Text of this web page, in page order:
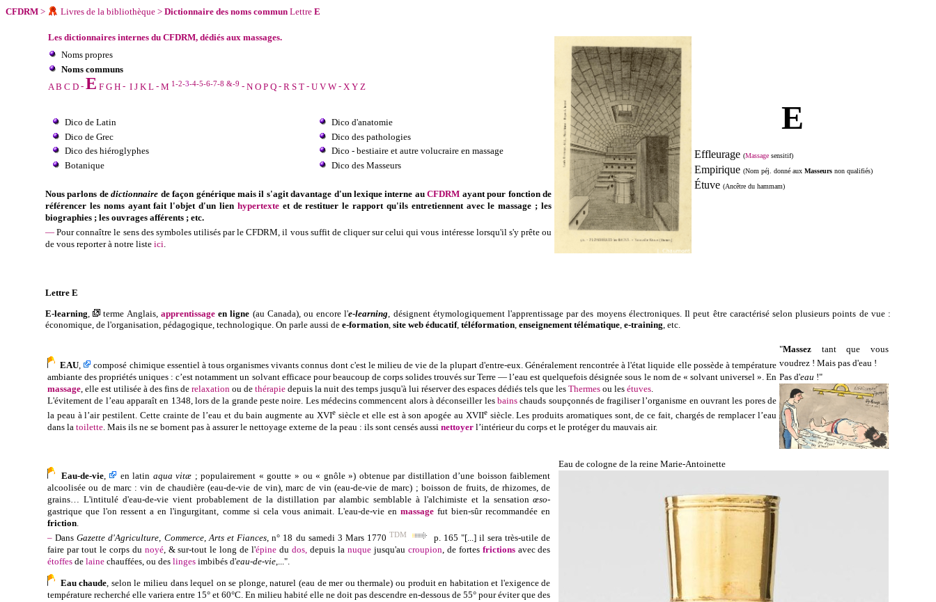
CFDRM > Livres de la bibliothèque > Dictionnaire des noms commun Lettre E
Les dictionnaires internes du CFDRM, dédiés aux massages.
Noms propres
Noms communs
A B C D- E F G H- I J K L- M 1-2-3-4-5-6-7-8 &-9 - N O P Q- R S T- U V W- X Y Z
Dico de Latin
Dico de Grec
Dico des hiéroglyphes
Botanique
Dico d'anatomie
Dico des pathologies
Dico - bestiaire et autre volucraire en massage
Dico des Masseurs
E
Effleurage (Massage sensitif)
Empirique (Nom péj. donné aux Masseurs non qualifiés)
Étuve (Ancêtre du hammam)
Nous parlons dedictionnaire de façon générique mais il s'agit davantage d'un lexique interne auCFDRM ayant pour fonction de
référencer les noms ayant fait l'objet d'un lien hypertexteet de restituer le rapport qu'ils entretiennent avec le massage ; les
biographies ; les ouvrages afférents ; etc.
— Pour connaître le sens des symboles utilisés par leCFDRM, il vous suffit de cliquer sur celui qui vous intéresse lorsqu'il s'y prête ou
de vous reporter à notre liste ici.
Lettre E
E-learning , terme Anglais, apprentissageen ligne (au Canada), ou encore l'e-learning , désignent étymologiquement l'apprentissage par des moyens électroniques. Il peut être caractérisé selon plusieurs points de vue :
économique, de l'organisation, pédagogique, technologique. On parle aussi de e-formation site web éducatif, téléformation enseignement télématique e-training , etc.
EAU
composé chimique essentiel à tous organismes vivants connus dont c'est le milieu de vie de la plupart d'entre-eux. Généralement rencontrée à l'état liquide elle possède à température
ambiante des propriétés uniques : c’est notamment un solvant efficace pour beaucoup de corps solides trouvés sur Terre —l’eau est quelquefois désignée sous le nom de « solvant universel ». En
massage , elle est utilisée à des fins de relaxation ou de thérapie depuis la nuit des temps jusqu'à lui réserver des espaces dédiés tels que les Thermes ou les étuves
L'évitement de l’eau apparaît en 1348, lors de la grande peste noire. Lesmédecins commencent alors à déconseiller les bainschauds soupçonnés de fragiliser l’organisme en ouvrantles pores de
la peau à l’air pestilent. Cette crainte de l’eau et du bain augmente au XVIesiècle et elle est à son apogée au XVIIesiècle.Les produits aromatiques sont, de ce fait, chargés de remplacer l’eau
dans la toilette. Mais ils ne se bornent pas à assurer le nettoyage externe de la peau : ils sont censés aussi nettoyer l’intérieur du corps et le protéger du mauvais air.
"Massez tant que vous
voudrez ! Mais pas d'eau !
Pas d'eau !"
Eau-de-vie, enlatin aqua vitæ ; populairement « goutte » ou « gnôle ») obtenue par distillation d’une boisson faiblement
alcoolisée ou de marc : vin de chaudière (eau-de-vie de vin), marc de vin (eau-de-vie de marc) ; boisson de fruits, de rhizomes, de
grains…
L'intitulé d'eau-de-vievient probablement de la distillation par alambic semblable à l'alchimiste et la sensationœso-
gastriqueque l'on ressent a en l'ingurgitant, comme si cela vous animait. L'eau-de-vieenmassage fut bien-sûr recommandée en
friction
– DansGazette d'Agriculture, Commerce, Arts et Fiances, n° 18 du samedi 3 Mars 1770 TDM p. 165 "[...]il sera très-utile de
faire par tout le corps du noyé, & sur-tout le long de l'épine dudos, depuis la nuquejusqu'au croupion, de fortes frictionsavec des
étoffes de laine chauffées, ou des linges imbibés d'eau-de-vie,...".
Eau chaude , selon le milieu dans lequel on se plonge, naturel (eau de mer ou thermale) ou produit en habitation et l'exigence de
température recherché elle varieraentre 15° et 60°C. En milieu habité elle ne doit pas descendre en-dessous de 55° pour éviter que des
Eau de cologne de la reine Marie-Antoinette